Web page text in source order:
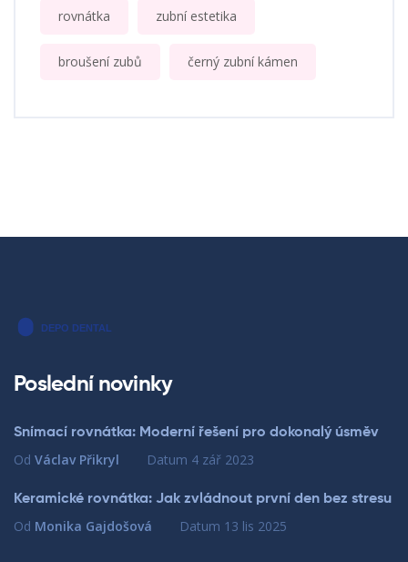
rovnátka zubní estetika
broušení zubů černý zubní kámen
Poslední novinky
Snímací rovnátka: Moderní řešení pro dokonalý úsměv
Od Václav Přikryl Datum 4 zář 2023
Keramické rovnátka: Jak zvládnout první den bez stresu
Od Monika Gajdošová Datum 13 lis 2025